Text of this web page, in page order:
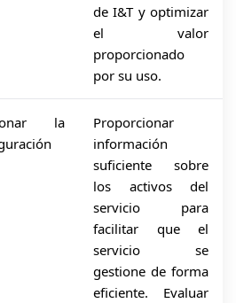
de I&T y optimizar
el valor
proporcionado
por su uso.
la
Proporcionar
información
suficiente sobre
los activos del
servicio para
facilitar que el
servicio se
gestione de forma
eficiente. Evaluar